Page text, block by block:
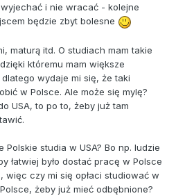
wyjechać i nie wracać - kolejne
będzie zbyt bolesne
maturą itd. O studiach mam takie
któremu mam większe
wydaje mi się, że taki
w Polsce. Ale może się mylę?
USA, to po to, żeby już tam
studia w USA? Bo np. ludzie
łatwiej było dostać pracę w Polsce
więc czy mi się opłaci studiować w
żeby już mieć odbębnione?